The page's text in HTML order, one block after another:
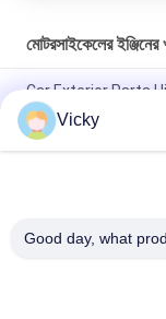
মোটরসাইকেলের ইঞ্জিনের
Car Exterior Parts
CHANAN OSHAN​ Z6
স্টার্টার মোটর হন্ডা EX5
Vicky
Good day, what